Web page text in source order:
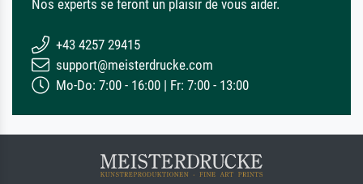
Nos experts se feront un plaisir de vous aider.
+43 4257 29415
support@meisterdrucke.com
Mo-Do: 7:00 - 16:00 | Fr: 7:00 - 13:00